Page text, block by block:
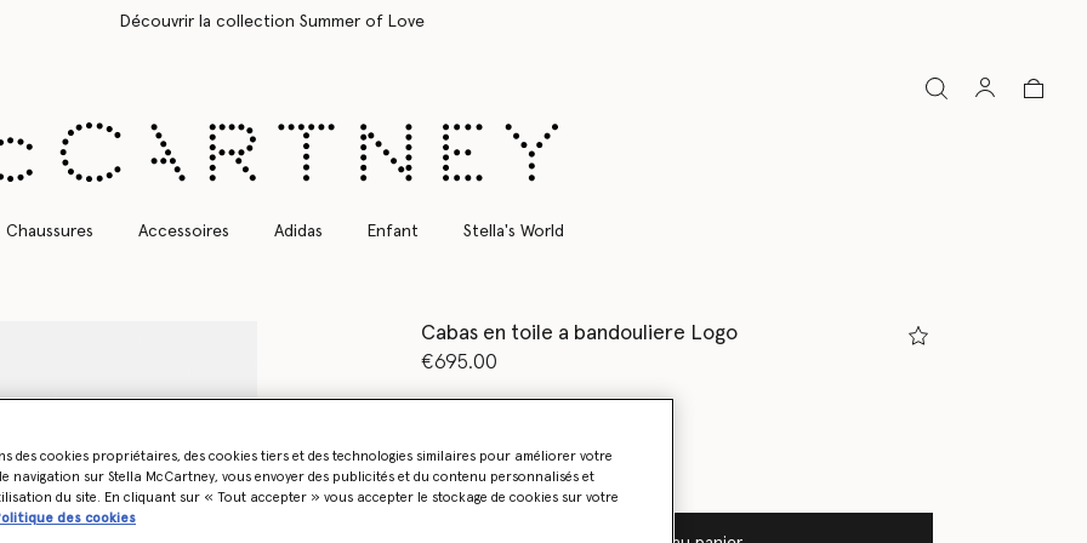
Livraison Express gratuite sur toutes les commandes
Chaussures Accessoires Adidas Enfant Stella's World
Cabas en toile a bandouliere Logo
€695.00
sélectionné
des cookies propriétaires, des cookies tiers et des technologies similaires pour améliorer votre
navigation sur Stella McCartney, vous envoyer des publicités et du contenu personnalisés et
du site. En cliquant sur « Tout accepter » vous accepter le stockage de cookies sur votre
des cookies